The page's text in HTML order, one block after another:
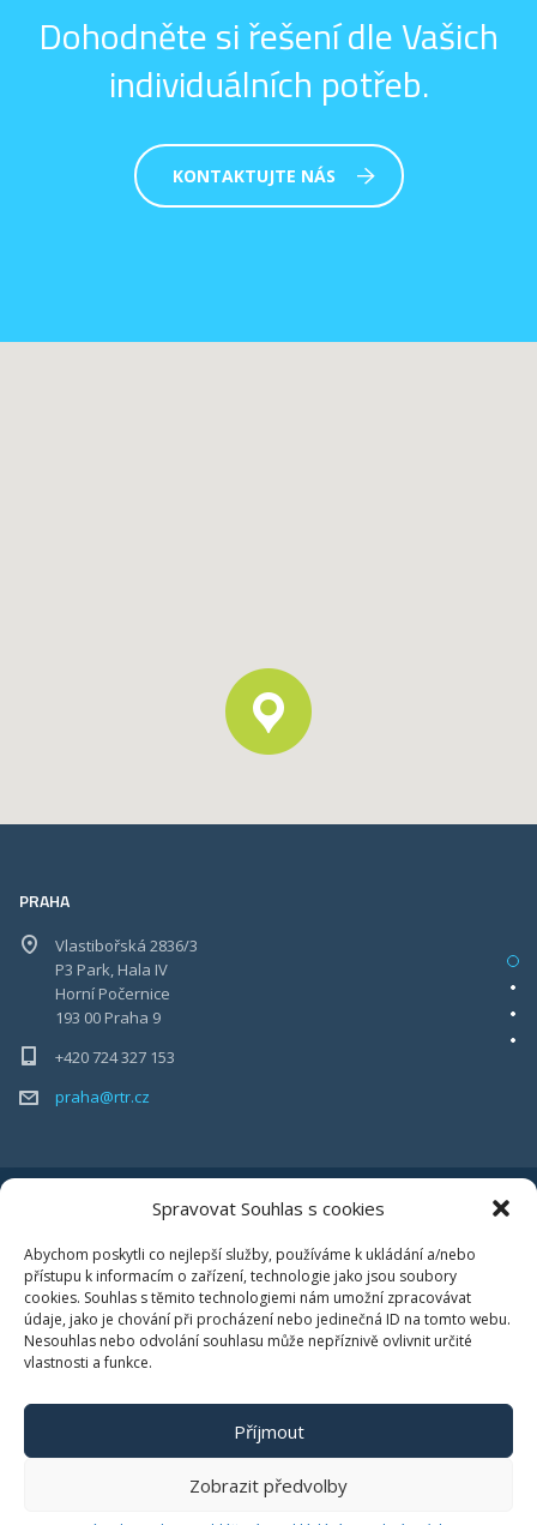
Spravovat Souhlas s cookies
Abychom poskytli co nejlepší služby, používáme k ukládání a/nebo
přístupu k informacím o zařízení, technologie jako jsou soubory
cookies. Souhlas s těmito technologiemi nám umožní zpracovávat
údaje, jako je chování při procházení nebo jedinečná ID na tomto webu.
Nesouhlas nebo odvolání souhlasu může nepříznivě ovlivnit určité
vlastnosti a funkce.
Příjmout
Zobrazit předvolby
Dohodněte si řešení dle Vašich
individuálních potřeb.
KONTAKTUJTE NÁS
PRAHA
Vlastibořská 2836/3
P3 Park, Hala IV
Horní Počernice
193 00 Praha 9
+420 724 327 153
praha@rtr.cz
Ochrana oznamovatelů
Zásady cookies (EU)
©2017 RTR - TRANSPORT A LOGISTIKA s.r.o. | INTERNETOVÉ PROJEKTY